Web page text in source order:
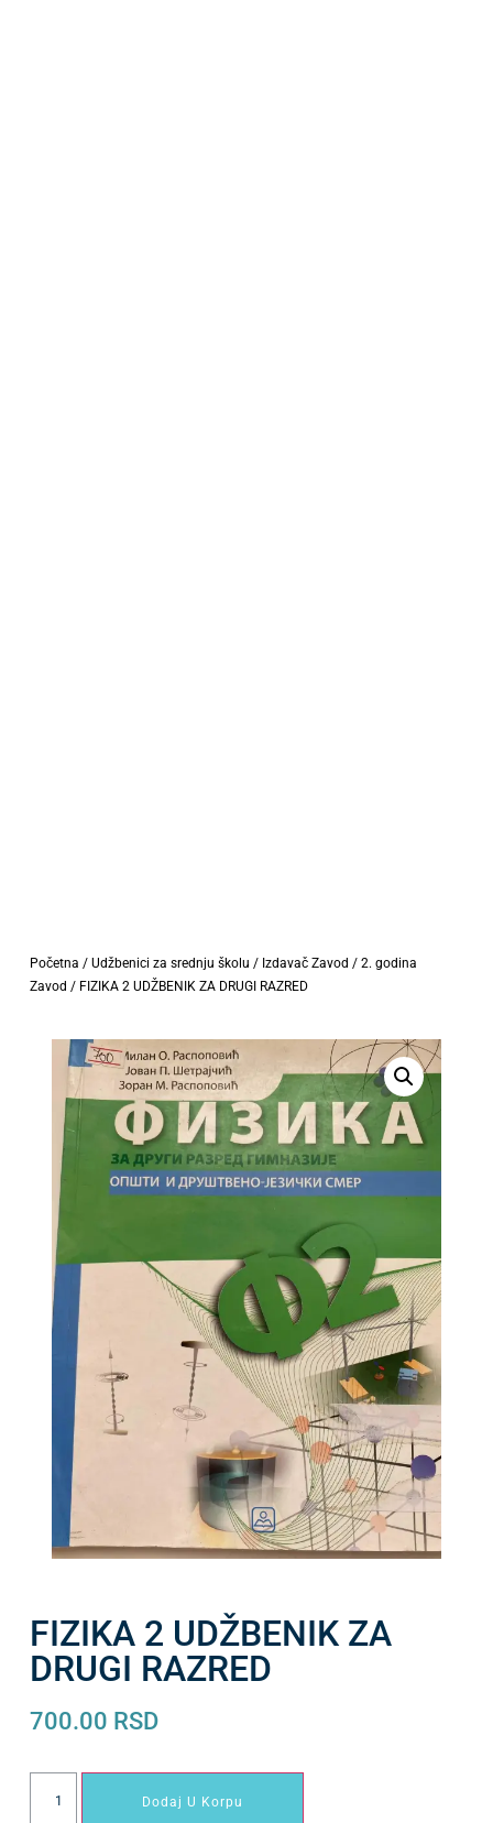
Početna / Udžbenici za srednju školu / Izdavač Zavod / 2. godina
Zavod / FIZIKA 2 UDŽBENIK ZA DRUGI RAZRED
FIZIKA 2 UDŽBENIK ZA
DRUGI RAZRED
700.00 RSD
Dodaj U Korpu